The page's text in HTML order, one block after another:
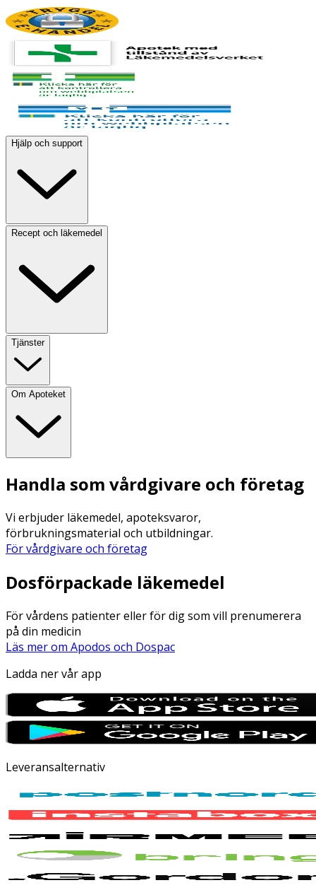
Hjälp och support
Recept och läkemedel
Tjänster
Om Apoteket
Handla som vårdgivare och företag
Vi erbjuder läkemedel, apoteksvaror,
förbrukningsmaterial och utbildningar.
För vårdgivare och företag
Dosförpackade läkemedel
För vårdens patienter eller för dig som vill prenumerera
på din medicin
Läs mer om Apodos och Dospac
Ladda ner vår app
Leveransalternativ